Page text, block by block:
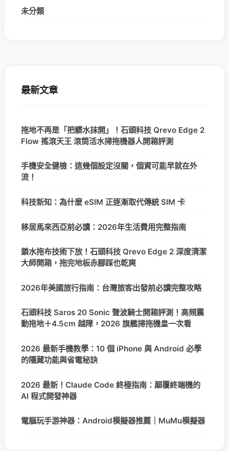
未分類
最新文章
拖地不再是「把髒水抹開」！石頭科技 Qrevo Edge 2
Flow 搖滾天王 滾筒活水掃拖機器人開箱評測
手機安全健檢：這幾個設定沒關，個資可能早就在外
流！
科技新知：為什麼 eSIM 正逐漸取代傳統 SIM 卡
移居馬來西亞前必讀：2026年生活費用完整指南
鎖水拖布技術下放！石頭科技 Qrevo Edge 2 深度清潔
大師開箱，拖完地板赤腳踩也乾爽
2026年美國旅行指南：台灣旅客出發前必讀完整攻略
石頭科技 Saros 20 Sonic 聲波騎士開箱評測！高頻震
動拖地＋4.5cm 越障，2026 旗艦掃拖機皇一次看
2026 最新手機教學：10 個 iPhone 與 Android 必學
的隱藏功能與省電秘訣
2026 最新！Claude Code 終極指南：顛覆終端機的
AI 程式開發神器
電腦玩手游神器：Android模擬器推薦｜MuMu模擬器